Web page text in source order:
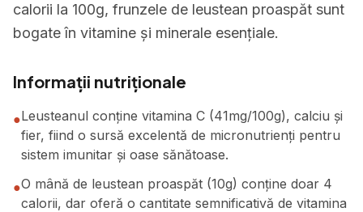
calorii la 100g, frunzele de leustean proaspăt sunt
bogate în vitamine și minerale esențiale.
Informații nutriționale
●Leusteanul conține vitamina C (41mg/100g), calciu și
fier, fiind o sursă excelentă de micronutrienți pentru
sistem imunitar și oase sănătoase.
●O mână de leustean proaspăt (10g) conține doar 4
calorii, dar oferă o cantitate semnificativă de vitamina